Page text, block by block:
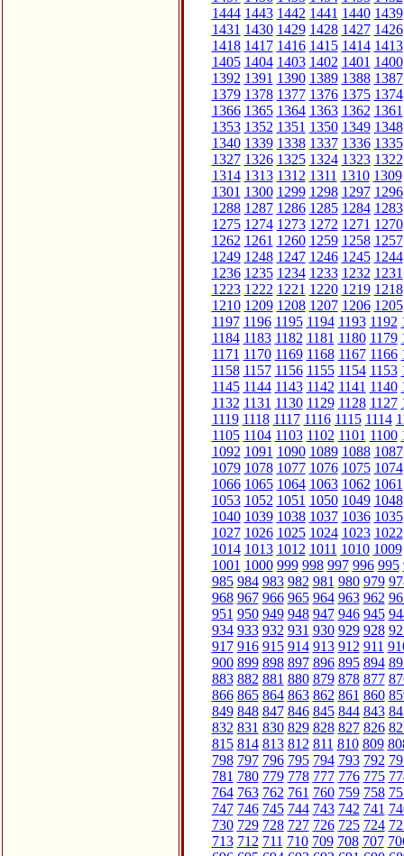
1444 1443 1442 1441 1440 1439
1431 1430 1429 1428 1427 1426
1418 1417 1416 1415 1414 1413
1405 1404 1403 1402 1401 1400
1392 1391 1390 1389 1388 1387
1379 1378 1377 1376 1375 1374
1366 1365 1364 1363 1362 1361
1353 1352 1351 1350 1349 1348
1340 1339 1338 1337 1336 1335
1327 1326 1325 1324 1323 1322
1314 1313 1312 1311 1310 1309
1301 1300 1299 1298 1297 1296
1288 1287 1286 1285 1284 1283
1275 1274 1273 1272 1271 1270
1262 1261 1260 1259 1258 1257
1249 1248 1247 1246 1245 1244
1236 1235 1234 1233 1232 1231
1223 1222 1221 1220 1219 1218
1210 1209 1208 1207 1206 1205
1197 1196 1195 1194 1193 1192
1184 1183 1182 1181 1180 1179
1171 1170 1169 1168 1167 1166
1158 1157 1156 1155 1154 1153
1145 1144 1143 1142 1141 1140
1132 1131 1130 1129 1128 1127
1119 1118 1117 1116 1115 1114
1105 1104 1103 1102 1101 1100
1092 1091 1090 1089 1088 1087
1079 1078 1077 1076 1075 1074
1066 1065 1064 1063 1062 1061
1053 1052 1051 1050 1049 1048
1040 1039 1038 1037 1036 1035
1027 1026 1025 1024 1023 1022
1014 1013 1012 1011 1010 1009
1001 1000 999 998 997 996 995
985 984 983 982 981 980 979
968 967 966 965 964 963 962
951 950 949 948 947 946 945
934 933 932 931 930 929 928
917 916 915 914 913 912 911
900 899 898 897 896 895 894
883 882 881 880 879 878 877
866 865 864 863 862 861 860
849 848 847 846 845 844 843
832 831 830 829 828 827 826
815 814 813 812 811 810 809
798 797 796 795 794 793 792
781 780 779 778 777 776 775
764 763 762 761 760 759 758
747 746 745 744 743 742 741
730 729 728 727 726 725 724
713 712 711 710 709 708 707